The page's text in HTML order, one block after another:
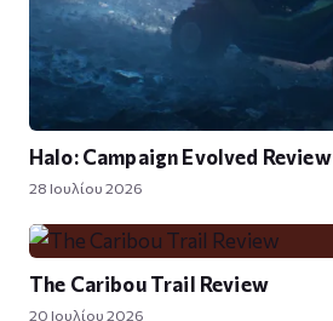
Halo: Campaign Evolved Review
28 Ιουλίου 2026
The Caribou Trail Review
20 Ιουλίου 2026